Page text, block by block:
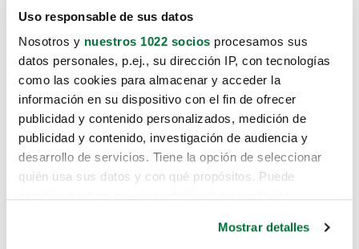
Uso responsable de sus datos
Nosotros y nuestros 1022 socios procesamos sus
datos personales, p.ej., su dirección IP, con tecnologías
como las cookies para almacenar y acceder la
información en su dispositivo con el fin de ofrecer
publicidad y contenido personalizados, medición de
publicidad y contenido, investigación de audiencia y
desarrollo de servicios. Tiene la opción de seleccionar
quién usa sus datos y con qué propósitos. Puede
Mostrar detalles
Lo sentimos, no sabemos como
te hemos traido hasta aquí.
Pero puedes encontrar el coche que estás
buscando en alguno de estos enlaces: